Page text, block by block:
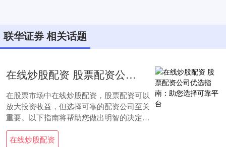
联华证券 相关话题
在线炒股配资 股票配资公司优选指南：助您选择可靠平台
在股票市场中在线炒股配资，股票配资可以
放大投资收益，但选择可靠的配资公司至关
重要。以下指南将帮助您做出明智的决定：
股票配资专业网拥有完善的风险控制体系，
严格审....
在线炒股配资